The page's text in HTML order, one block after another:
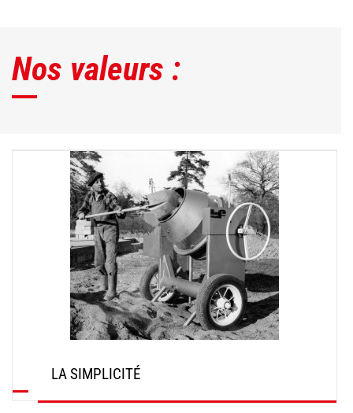
Nos valeurs :
LA SIMPLICITÉ